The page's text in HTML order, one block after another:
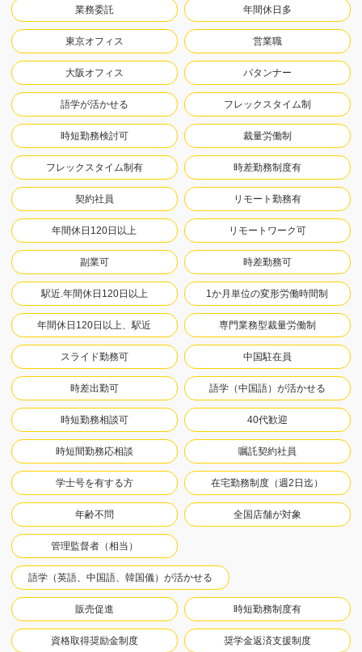
業務委託 年間休日多
東京オフィス 営業職
大阪オフィス パタンナー
語学が活かせる フレックスタイム制
時短勤務検討可 裁量労働制
フレックスタイム制有 時差勤務制度有
契約社員 リモート勤務有
年間休日120日以上 リモートワーク可
副業可 時差勤務可
駅近.年間休日120日以上 1か月単位の変形労働時間制
年間休日120日以上、駅近 専門業務型裁量労働制
スライド勤務可 中国駐在員
時差出勤可 語学（中国語）が活かせる
時短勤務相談可 40代歓迎
時短間勤務応相談 嘱託契約社員
学士号を有する方 在宅勤務制度（週2日迄）
年齢不問 全国店舗が対象
管理監督者（相当）
語学（英語、中国語、韓国儀）が活かせる
販売促進 時短勤務制度有
資格取得奨励金制度 奨学金返済支援制度